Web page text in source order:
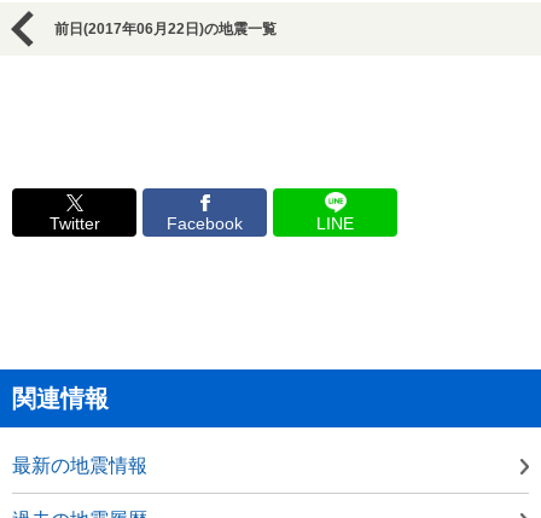
前日(2017年06月22日)の地震一覧
Twitter Facebook LINE
関連情報
最新の地震情報